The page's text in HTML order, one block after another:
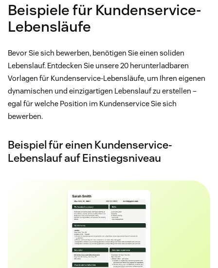
Beispiele für Kundenservice-
Lebensläufe
Bevor Sie sich bewerben, benötigen Sie einen soliden
Lebenslauf. Entdecken Sie unsere 20 herunterladbaren
Vorlagen für Kundenservice-Lebensläufe, um Ihren eigenen
dynamischen und einzigartigen Lebenslauf zu erstellen –
egal für welche Position im Kundenservice Sie sich
bewerben.
Beispiel für einen Kundenservice-
Lebenslauf auf Einstiegsniveau